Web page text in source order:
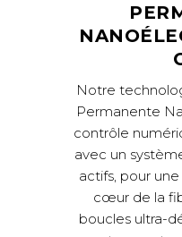
Notre
Permanente
contrôle
avec un
actifs, pour
cœur de la
boucles ultra-